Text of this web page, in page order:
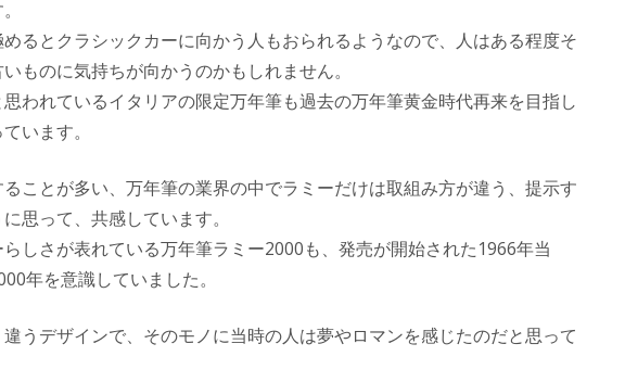
るとクラシックカーに向かう人もおられるようなので、人はある程度そ
ものに気持ちが向かうのかもしれません。
われているイタリアの限定万年筆も過去の万年筆黄金時代再来を目指し
います。
ことが多い、万年筆の業界の中でラミーだけは取組み方が違う、提示す
思って、共感しています。
しさが表れている万年筆ラミー2000も、発売が開始された1966年当
年を意識していました。
うデザインで、そのモノに当時の人は夢やロマンを感じたのだと思って